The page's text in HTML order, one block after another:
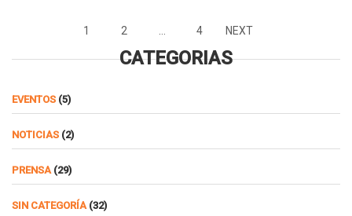
1 2 4 NEXT
CATEGORIAS
EVENTOS (5)
NOTICIAS (2)
PRENSA(29)
SIN CATEGORÍA(32)